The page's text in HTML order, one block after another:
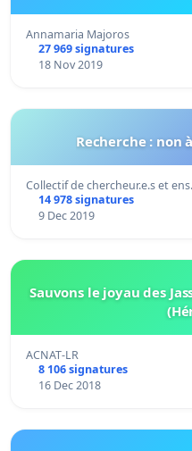
Annamaria Majoros
27 969 signatures
18 Nov 2019
Recherche :
Collectif de chercheur.e.s et
14 978 signatures
9 Dec 2019
Sauvons le joyau des
ACNAT-LR
8 106 signatures
16 Dec 2018